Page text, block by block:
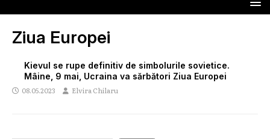
Ziua Europei
Kievul se rupe definitiv de simbolurile sovietice.
Mâine, 9 mai, Ucraina va sărbători Ziua Europei
08.05.2023 Elvira Chilaru